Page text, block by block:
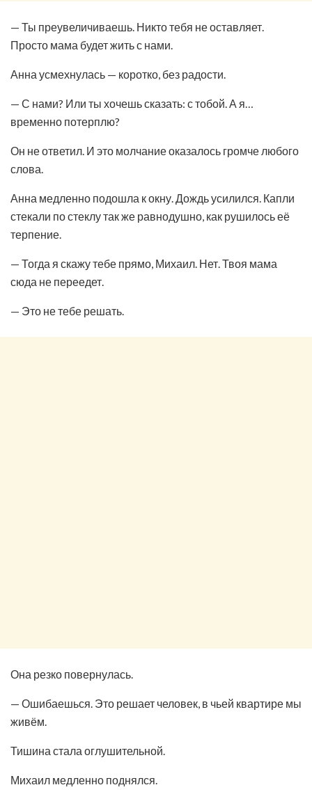
— Ты преувеличиваешь. Никто тебя не оставляет.
Просто мама будет жить с нами.
Анна усмехнулась — коротко, без радости.
— С нами? Или ты хочешь сказать: с тобой. А я…
временно потерплю?
Он не ответил. И это молчание оказалось громче любого
слова.
Анна медленно подошла к окну. Дождь усилился. Капли
стекали по стеклу так же равнодушно, как рушилось её
терпение.
— Тогда я скажу тебе прямо, Михаил. Нет. Твоя мама
сюда не переедет.
— Это не тебе решать.
Она резко повернулась.
— Ошибаешься. Это решает человек, в чьей квартире мы
живём.
Тишина стала оглушительной.
Михаил медленно поднялся.